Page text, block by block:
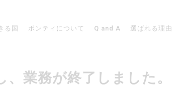
る国 ポンティについて Q and A 選ばれる理由
業務が終了しました。